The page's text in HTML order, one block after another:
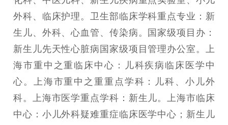
外科、临床护理。卫生部临床学科重点专业：新
生儿、外科、心血管、传染病。国家级项目办：
新生儿先天性心脏病国家级项目管理办公室。上
海市重中之重临床中心：儿科疾病临床医学中
心。上海市重中之重重点学科：儿科、小儿外
科。上海市医学重点学科：新生儿。上海市临床
中心：小儿外科疑难重症临床医学中心；新生儿